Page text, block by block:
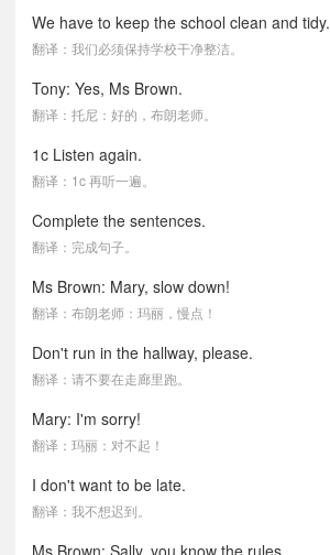
We have to keep the school clean and tidy.
翻译：我们必须保持学校干净整洁。
Tony: Yes, Ms Brown.
翻译：托尼：好的，布朗老师。
1c Listen again.
翻译：1c 再听一遍。
Complete the sentences.
翻译：完成句子。
Ms Brown: Mary, slow down!
翻译：布朗老师：玛丽，慢点！
Don't run in the hallway, please.
翻译：请不要在走廊里跑。
Mary: I'm sorry!
翻译：玛丽：对不起！
I don't want to be late.
翻译：我不想迟到。
Ms Brown: Sally, you know the rules.